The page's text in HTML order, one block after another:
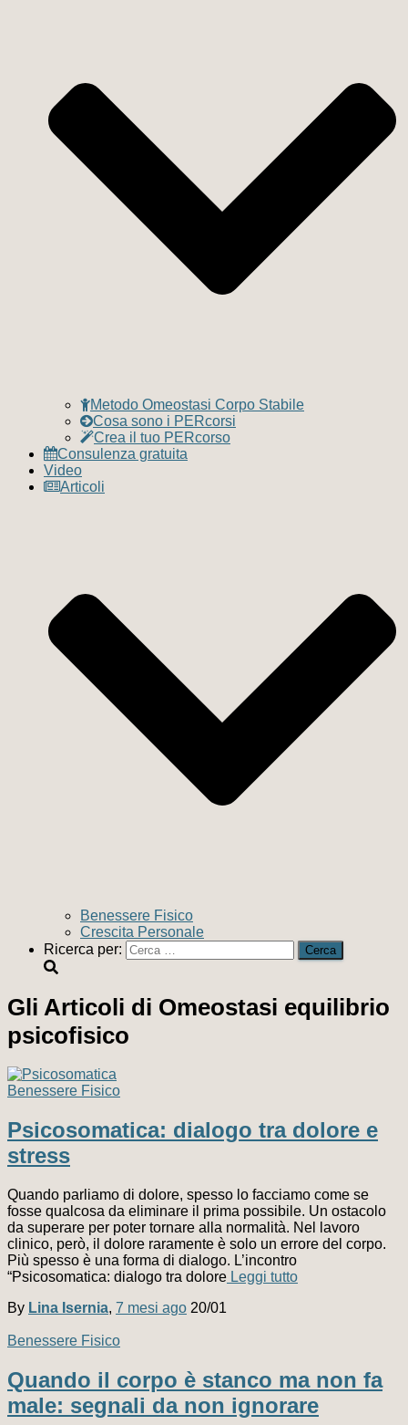
Metodo Omeostasi Corpo Stabile
Cosa sono i PERcorsi
Crea il tuo PERcorso
Consulenza gratuita
Video
Articoli
Benessere Fisico
Crescita Personale
Ricerca per:
Gli Articoli di Omeostasi equilibrio
psicofisico
Benessere Fisico
Psicosomatica: dialogo tra dolore e
stress
Quando parliamo di dolore, spesso lo facciamo come se
fosse qualcosa da eliminare il prima possibile. Un ostacolo
da superare per poter tornare alla normalità. Nel lavoro
clinico, però, il dolore raramente è solo un errore del corpo.
Più spesso è una forma di dialogo. L’incontro
“Psicosomatica: dialogo tra dolore Leggi tutto
By Lina Isernia, 7 mesi ago 20/01
Benessere Fisico
Quando il corpo è stanco ma non fa
male: segnali da non ignorare